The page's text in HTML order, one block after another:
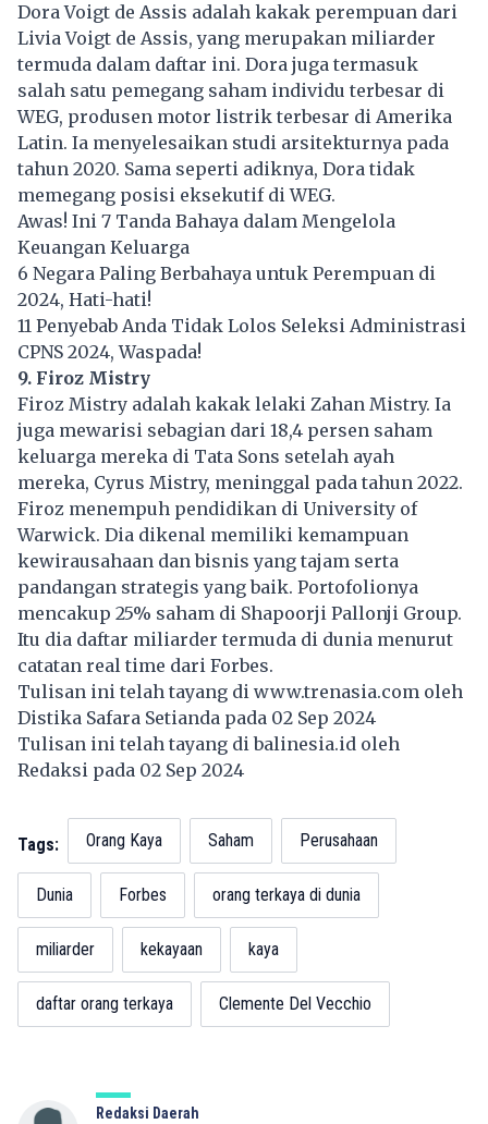
Dora Voigt de Assis adalah kakak perempuan dari
Livia Voigt de Assis, yang merupakan miliarder
termuda dalam daftar ini. Dora juga termasuk
salah satu pemegang saham individu terbesar di
WEG, produsen motor listrik terbesar di Amerika
Latin. Ia menyelesaikan studi arsitekturnya pada
tahun 2020. Sama seperti adiknya, Dora tidak
memegang posisi eksekutif di WEG.
Awas! Ini 7 Tanda Bahaya dalam Mengelola
Keuangan Keluarga
6 Negara Paling Berbahaya untuk Perempuan di
2024, Hati-hati!
11 Penyebab Anda Tidak Lolos Seleksi Administrasi
CPNS 2024, Waspada!
9. Firoz Mistry
Firoz Mistry adalah kakak lelaki Zahan Mistry. Ia
juga mewarisi sebagian dari 18,4 persen saham
keluarga mereka di Tata Sons setelah ayah
mereka, Cyrus Mistry, meninggal pada tahun 2022.
Firoz menempuh pendidikan di University of
Warwick. Dia dikenal memiliki kemampuan
kewirausahaan dan bisnis yang tajam serta
pandangan strategis yang baik. Portofolionya
mencakup 25% saham di Shapoorji Pallonji Group.
Itu dia daftar miliarder termuda di dunia menurut
catatan real time dari Forbes.
Tulisan ini telah tayang di www.trenasia.com oleh
Distika Safara Setianda pada 02 Sep 2024
Tulisan ini telah tayang dibalinesia.id oleh
Redaksi pada 02 Sep 2024
Tags: Orang Kaya Saham Perusahaan
Dunia Forbes orang terkaya di dunia
miliarder kekayaan kaya
daftar orang terkaya Clemente Del Vecchio
Redaksi Daerah